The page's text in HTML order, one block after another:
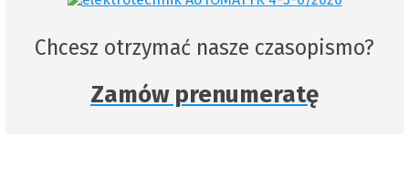
Chcesz otrzymać nasze czasopismo?
Zamów prenumeratę